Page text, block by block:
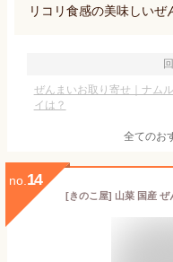
リコリ食感の美味しいぜ
ぜんまいお取り寄せ｜ナム
イは？
全てのお
no. 14